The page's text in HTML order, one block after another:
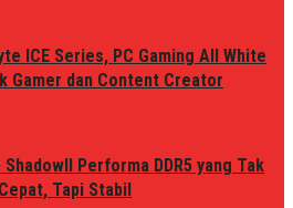
ICE Series, PC Gaming All White
Gamer dan Content Creator
ShadowII Performa DDR5 yang Tak
Tapi Stabil